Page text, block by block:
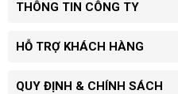
THÔNG TIN CÔNG TY
HỖ TRỢ KHÁCH HÀNG
QUY ĐỊNH & CHÍNH SÁCH